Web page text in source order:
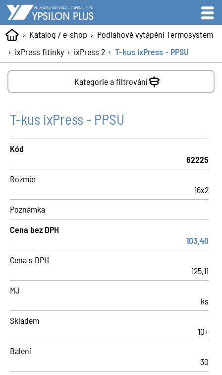
Katalog / e-shop
Podlahové vytápění Termosystem
ixPress fitinky
ixPress 2 T-kus ixPress - PPSU
Kategorie a filtrování
T-kus ixPress - PPSU
Kód
62225
Rozměr
16x2
Poznámka
Cena bez DPH
103,40
Cena s DPH
125,11
MJ
ks
Skladem
10+
Balení
30